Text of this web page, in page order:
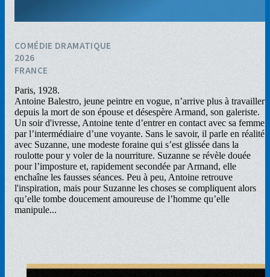
COMÉDIE DRAMATIQUE
2026
FRANCE
Paris, 1928.
Antoine Balestro, jeune peintre en vogue, n’arrive plus à travailler
depuis la mort de son épouse et désespère Armand, son galeriste.
Un soir d'ivresse, Antoine tente d’entrer en contact avec sa femme
par l’intermédiaire d’une voyante. Sans le savoir, il parle en réalité
avec Suzanne, une modeste foraine qui s’est glissée dans la
roulotte pour y voler de la nourriture. Suzanne se révèle douée
pour l’imposture et, rapidement secondée par Armand, elle
enchaîne les fausses séances. Peu à peu, Antoine retrouve
l'inspiration, mais pour Suzanne les choses se compliquent alors
qu’elle tombe doucement amoureuse de l’homme qu’elle
manipule...